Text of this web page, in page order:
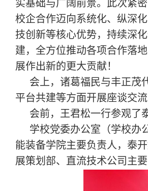
实基础与广阔前景。此次紧
校企合作迈向系统化、纵深
技创新等核心优势，持续深
建，全方位推动各项合作落
展作出新的更大贡献！
会上，诸葛福民与丰正茂
平台共建等方面开展座谈交
会前，王君松一行参观了
学校党委办公室（学校办
能装备学院主要负责人，泰
展策划部、直流技术公司主要